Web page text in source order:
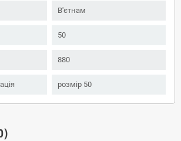
В'єтнам
50
880
розмір 50